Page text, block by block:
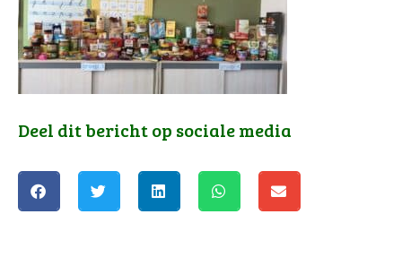
Deel dit bericht op sociale media